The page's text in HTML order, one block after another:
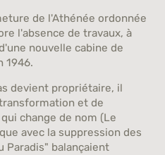
de l'Athénée ordonnée
l'absence de travaux, à
nouvelle cabine de
1946.
devient propriétaire, il
et de
change de nom (Le
avec la suppression des
Paradis" balançaient